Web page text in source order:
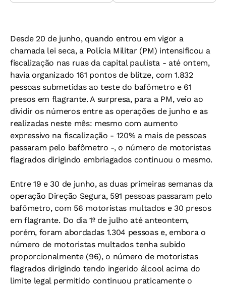
Desde 20 de junho, quando entrou em vigor a
chamada lei seca, a Polícia Militar (PM) intensificou a
fiscalização nas ruas da capital paulista - até ontem,
havia organizado 161 pontos de blitze, com 1.832
pessoas submetidas ao teste do bafômetro e 61
presos em flagrante. A surpresa, para a PM, veio ao
dividir os números entre as operações de junho e as
realizadas neste mês: mesmo com aumento
expressivo na fiscalização - 120% a mais de pessoas
passaram pelo bafômetro -, o número de motoristas
flagrados dirigindo embriagados continuou o mesmo.
Entre 19 e 30 de junho, as duas primeiras semanas da
operação Direção Segura, 591 pessoas passaram pelo
bafômetro, com 56 motoristas multados e 30 presos
em flagrante. Do dia 1º de julho até anteontem,
porém, foram abordadas 1.304 pessoas e, embora o
número de motoristas multados tenha subido
proporcionalmente (96), o número de motoristas
flagrados dirigindo tendo ingerido álcool acima do
limite legal permitido continuou praticamente o